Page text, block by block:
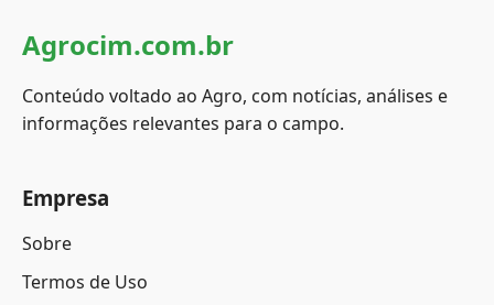
Agrocim.com.br
Conteúdo voltado ao Agro, com notícias, análises e
informações relevantes para o campo.
Empresa
Sobre
Termos de Uso